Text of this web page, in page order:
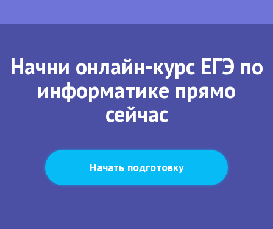
Начни онлайн-курс ЕГЭ по
информатике прямо
сейчас
Начать подготовку